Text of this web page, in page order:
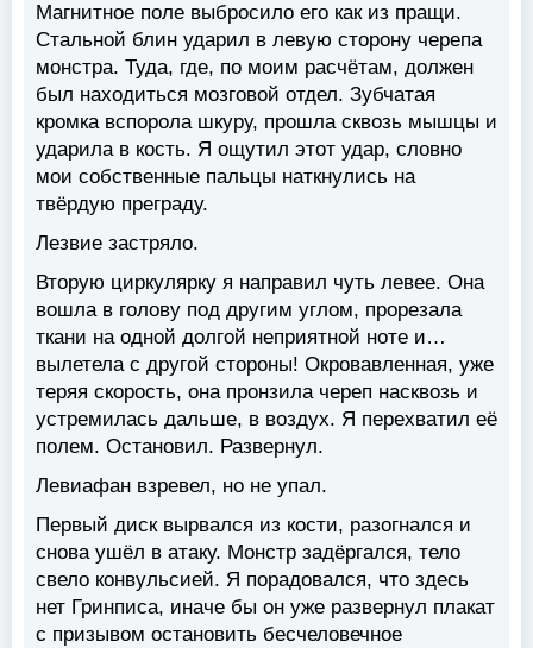
Магнитное поле выбросило его как из пращи.
Стальной блин ударил в левую сторону черепа
монстра. Туда, где, по моим расчётам, должен
был находиться мозговой отдел. Зубчатая
кромка вспорола шкуру, прошла сквозь мышцы и
ударила в кость. Я ощутил этот удар, словно
мои собственные пальцы наткнулись на
твёрдую преграду.
Лезвие застряло.
Вторую циркулярку я направил чуть левее. Она
вошла в голову под другим углом, прорезала
ткани на одной долгой неприятной ноте и…
вылетела с другой стороны! Окровавленная, уже
теряя скорость, она пронзила череп насквозь и
устремилась дальше, в воздух. Я перехватил её
полем. Остановил. Развернул.
Левиафан взревел, но не упал.
Первый диск вырвался из кости, разогнался и
снова ушёл в атаку. Монстр задёргался, тело
свело конвульсией. Я порадовался, что здесь
нет Гринписа, иначе бы он уже развернул плакат
с призывом остановить бесчеловечное